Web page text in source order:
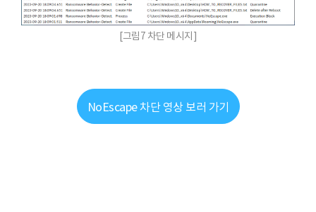
[그림7 차단 메시지]
NoEscape 차단 영상 보러 가기